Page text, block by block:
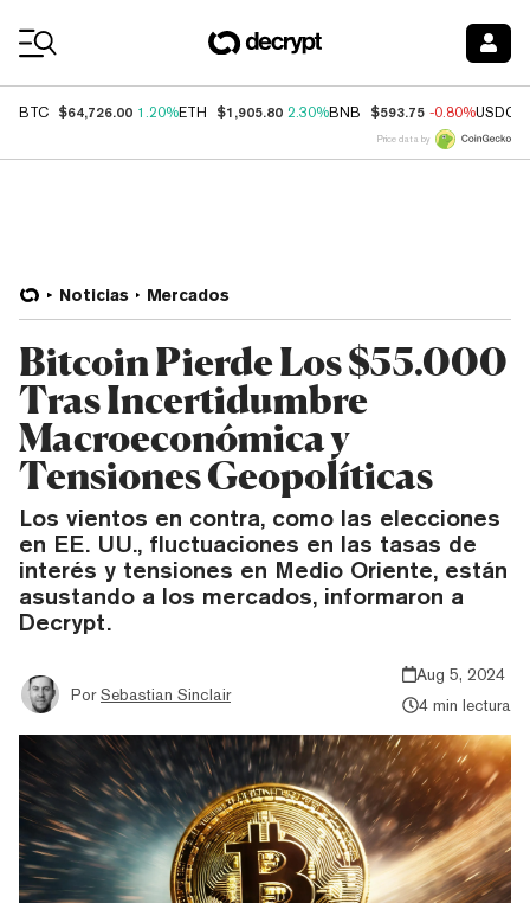
BTC $64,726.00 1.20%ETH $1,905.80 2.30%BNB $593.75 -0.80%USDC
Price data by
Noticias Mercados
Bitcoin Pierde Los $55.000
Tras Incertidumbre
Macroeconómica y
Tensiones Geopolíticas
Los vientos en contra, como las elecciones
en EE. UU., fluctuaciones en las tasas de
interés y tensiones en Medio Oriente, están
asustando a los mercados, informaron a
Decrypt.
Por Sebastian Sinclair
Aug 5, 2024
4 min lectura